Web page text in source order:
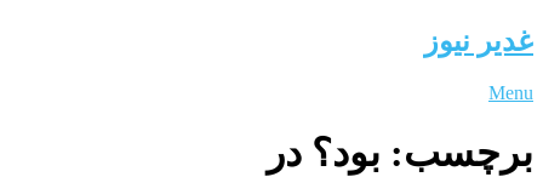
غدیر نیوز
Menu
برچسب: بود؟ در